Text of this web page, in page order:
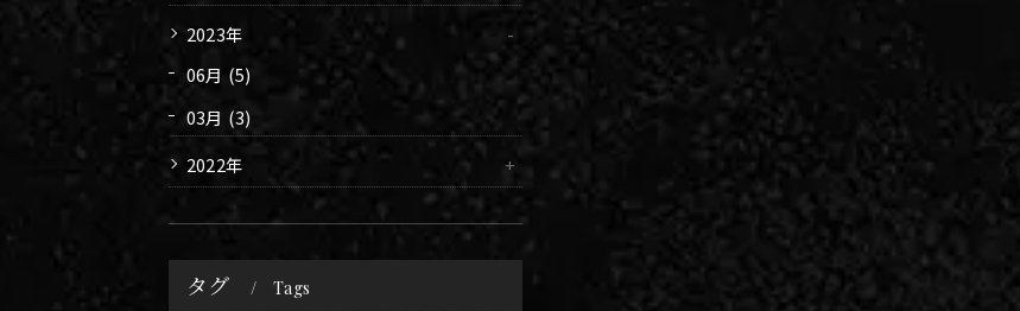
2023年
06月 (5)
03月 (3)
2022年
タグ Tags